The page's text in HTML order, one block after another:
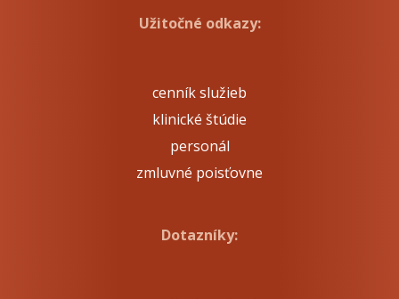
Užitočné odkazy:
cenník služieb
klinické štúdie
personál
zmluvné poisťovne
Dotazníky: